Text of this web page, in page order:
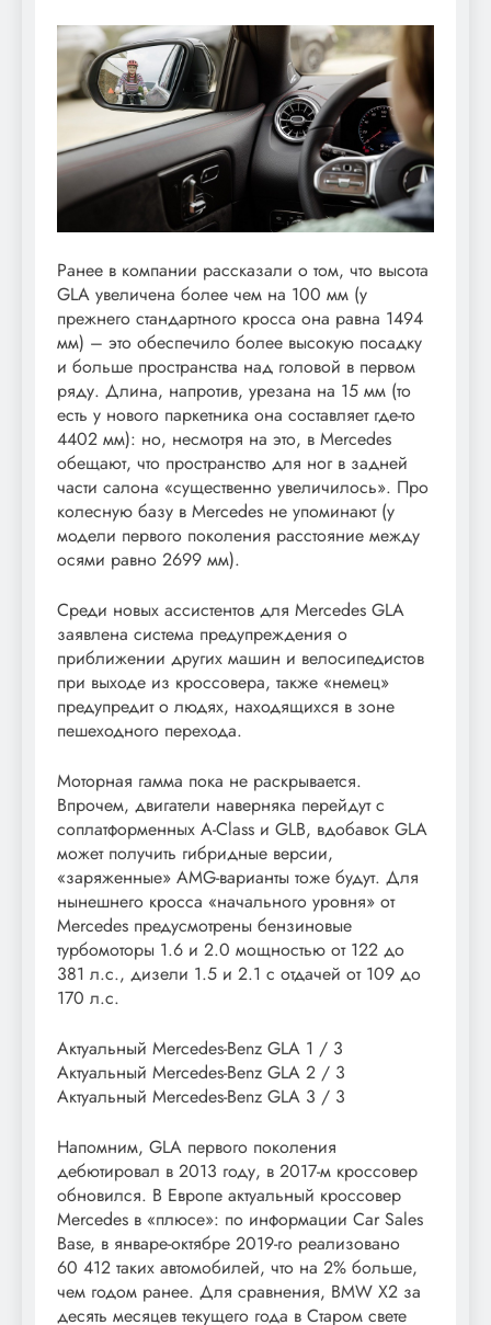
Ранее в компании рассказали о том, что высота
GLA увеличена более чем на 100 мм (у
прежнего стандартного кросса она равна 1494
мм) – это обеспечило более высокую посадку
и больше пространства над головой в первом
ряду. Длина, напротив, урезана на 15 мм (то
есть у нового паркетника она составляет где-то
4402 мм): но, несмотря на это, в Mercedes
обещают, что пространство для ног в задней
части салона «существенно увеличилось». Про
колесную базу в Mercedes не упоминают (у
модели первого поколения расстояние между
осями равно 2699 мм).
Среди новых ассистентов для Mercedes GLA
заявлена система предупреждения о
приближении других машин и велосипедистов
при выходе из кроссовера, также «немец»
предупредит о людях, находящихся в зоне
пешеходного перехода.
Моторная гамма пока не раскрывается.
Впрочем, двигатели наверняка перейдут с
соплатформенных A-Class и GLB, вдобавок GLA
может получить гибридные версии,
«заряженные» AMG-варианты тоже будут. Для
нынешнего кросса «начального уровня» от
Mercedes предусмотрены бензиновые
турбомоторы 1.6 и 2.0 мощностью от 122 до
381 л.с., дизели 1.5 и 2.1 с отдачей от 109 до
170 л.с.
Актуальный Mercedes-Benz GLA 1 / 3
Актуальный Mercedes-Benz GLA 2 / 3
Актуальный Mercedes-Benz GLA 3 / 3
Напомним, GLA первого поколения
дебютировал в 2013 году, в 2017-м кроссовер
обновился. В Европе актуальный кроссовер
Mercedes в «плюсе»: по информации Car Sales
Base, в январе-октябре 2019-го реализовано
60 412 таких автомобилей, что на 2% больше,
чем годом ранее. Для сравнения, BMW X2 за
десять месяцев текущего года в Старом свете